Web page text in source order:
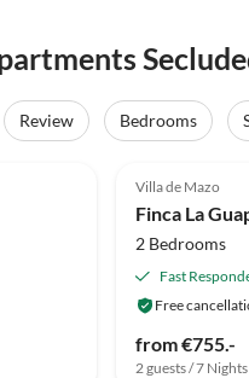
Review Bedrooms
Villa de Mazo
Finca La
2 Bedrooms
Fast
Free
from €755.-
2 guests / 7 Nights